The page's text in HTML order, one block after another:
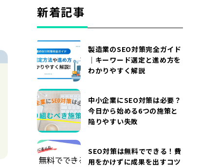
DOCUMENT
お役立ち資料
お問い合わせ
広告掲載に関するお問い合わせ
『SUNGROVE』について
利用規約
広告掲載に関する規約
プライバシーポリシー
運営会社
新着記事
製造業のSEO対策完全ガイド
｜キーワード選定と進め方を
わかりやすく解説
中小企業にSEO対策は必要？
今日から始める6つの施策と
陥りやすい失敗
SEO対策は無料でできる！費
用をかけずに成果を出すコツ